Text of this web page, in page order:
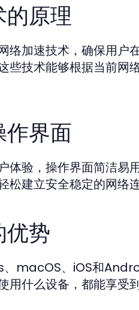
原理
络加速技术，确保用户
些技术能够根据当前网
作界面
体验，操作界面简洁易
松建立安全稳定的网络
优势
macOS、iOS和
用什么设备，都能享受